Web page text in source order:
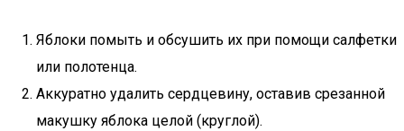
Яблоки помыть и обсушить их при помощи салфетки
или полотенца.
Аккуратно удалить сердцевину, оставив срезанной
макушку яблока целой (круглой).